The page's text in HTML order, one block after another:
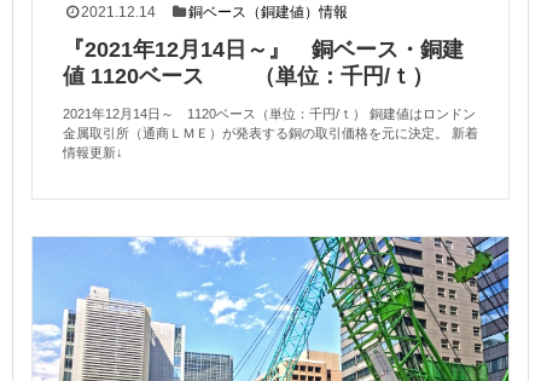
2021.12.14 銅ベース（銅建値）情報
『2021年12月14日～』 銅ベース・銅建
値 1120ベース （単位：千円/ｔ）
2021年12月14日～ 1120ベース（単位：千円/ｔ） 銅建値はロンドン
金属取引所（通商ＬＭＥ）が発表する銅の取引価格を元に決定。 新着
情報更新↓